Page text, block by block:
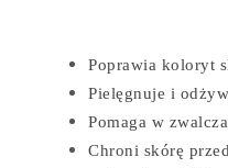
Poprawia koloryt
Pielęgnuje i
Pomaga w
Chroni skórę